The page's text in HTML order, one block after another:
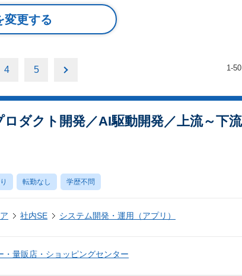
変更する
4 5 1-
ダクト開発／AI駆動開発／上流～下
転勤なし 学歴不問
社内SE システム開発・運用（アプリ）
・量販店・ショッピングセンター